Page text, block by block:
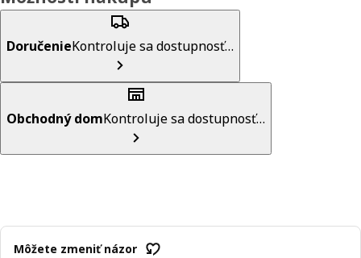
DoručenieKontroluje sa dostupnosť…
Obchodný domKontroluje sa dostupnosť…
Môžete zmeniť názor